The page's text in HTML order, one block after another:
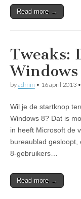
Read more →
Tweaks:
byadmin • 16 april 2013 •
Wil je de startknop
Windows 8? Dat is
in heeft Microsoft de
bureaublad gesloopt,
8-gebruikers…
Read more →